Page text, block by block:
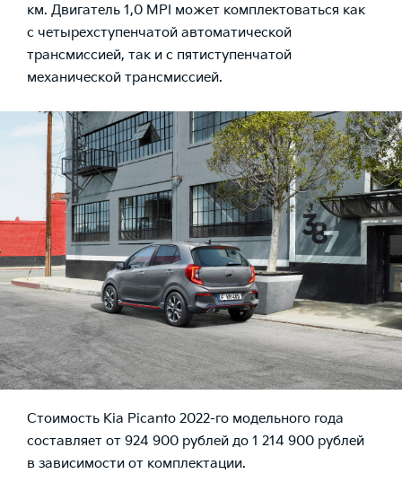
км. Двигатель 1,0 MPI может комплектоваться как
с четырехступенчатой автоматической
трансмиссией, так и с пятиступенчатой
механической трансмиссией.
Стоимость Kia Picanto 2022-го модельного года
составляет от 924 900 рублей до 1 214 900 рублей
в зависимости от комплектации.